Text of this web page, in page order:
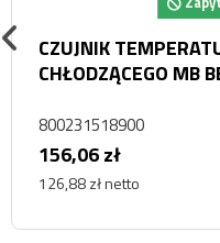
CZUJNIK
CHŁODZĄCEGO MB
800231518900
156,06 zł
126,88 zł netto